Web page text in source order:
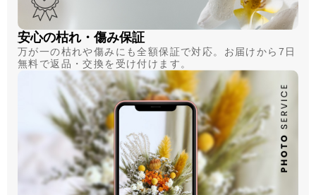
安心の枯れ・傷み保証
万が一の枯れや傷みにも全額保証で対応。お届けから7日
無料で返品・交換を受け付けます。